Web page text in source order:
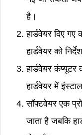
है।
हार्डवेयर दिए
हार्डवेयर को
हार्डवेयर कंप्यूटर
हार्डवेयर में
सॉफ्टवेयर एक
जाता है जबकि